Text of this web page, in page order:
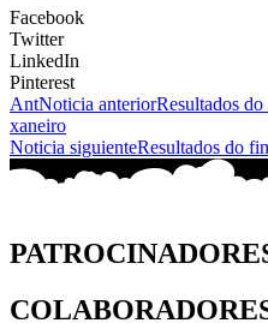
Facebook
Twitter
LinkedIn
Pinterest
AntNoticia anteriorResultados
xaneiro
Noticia siguienteResultados do